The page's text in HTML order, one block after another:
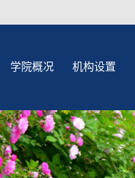
学院概况 机构设置